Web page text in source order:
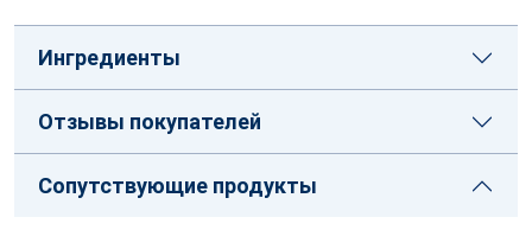
Ингредиенты
Отзывы покупателей
Сопутствующие продукты